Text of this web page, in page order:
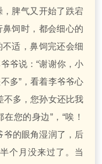
脾气又开始了跌宕
饲时，都会细心的
适，鼻饲完还会细
爷说：“谢谢你，小
多”，看着李爷爷心
不多，您孙女还比我
您的身边”，“唉！
的眼角湿润了，后
个月没来过了。当